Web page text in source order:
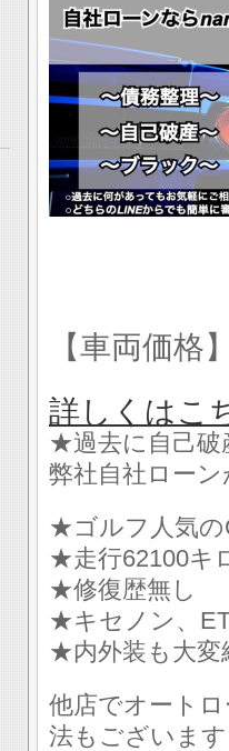
【車両価格
詳しくはこ
★過去に自己破
弊社自社ロー
★ゴルフ人気の
★走行62100キ
★修復歴無し
★キセノン、
★内外装も大変
他店でオート
法もございま